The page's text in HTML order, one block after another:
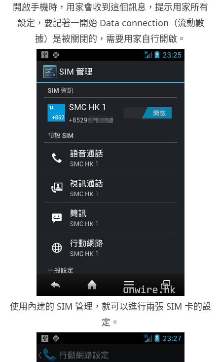
開啟手機時，用家會收到這個訊息，提示用家所有
設定，要記著一開始 Data connection（流動數
據）是被關閉的，需要用家自行開啟。
使用內建的 SIM 管理，就可以進行兩張 SIM 卡的設
定。